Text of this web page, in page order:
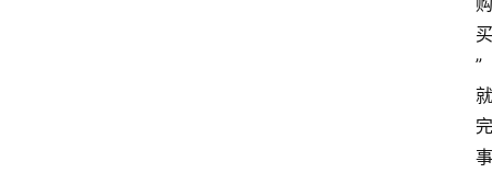
买
”
就
完
事